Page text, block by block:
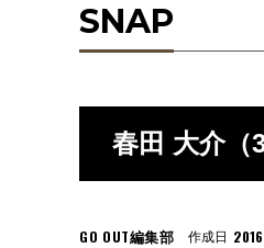
SNAP
春田 大介（
GO OUT編集部 作成日